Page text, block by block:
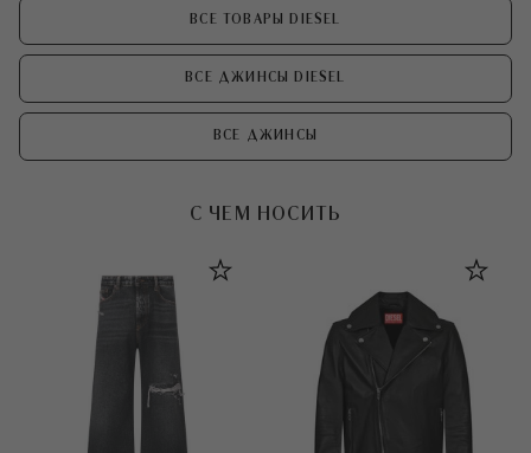
ВСЕ ТОВАРЫ DIESEL
ВСЕ ДЖИНСЫ DIESEL
ВСЕ ДЖИНСЫ
С ЧЕМ НОСИТЬ